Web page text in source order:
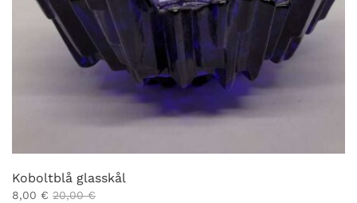
Koboltblå glasskål
8,00 € 20,00€